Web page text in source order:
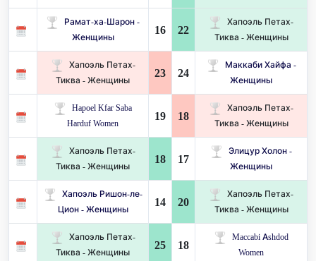
Рамат-ха-Шарон -
Женщины
16 22
Хапоэль Петах-
Тиква - Женщины
Хапоэль Петах-
Тиква - Женщины
23 24
Маккаби Хайфа -
Женщины
Hapoel Kfar Saba
Harduf Women
19 18
Хапоэль Петах-
Тиква - Женщины
Хапоэль Петах-
Тиква - Женщины
18 17
Элицур Холон -
Женщины
Хапоэль Ришон-ле-
Цион - Женщины
14 20
Хапоэль Петах-
Тиква - Женщины
Хапоэль Петах-
Тиква - Женщины
25 18
Maccabi Ashdod
Women